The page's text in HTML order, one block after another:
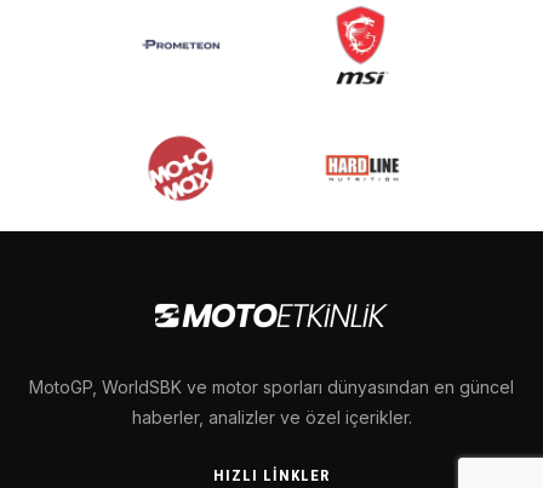
MotoGP, WorldSBK ve motor sporları dünyasından en güncel
haberler, analizler ve özel içerikler.
HIZLI LINKLER